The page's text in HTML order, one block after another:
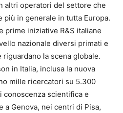
altri operatori del settore che
più in generale in tutta Europa.
prime iniziative R&S italiane
nazionale diversi primati e
la scena globale.
in Italia, inclusa la nuova
mille ricercatori su 5.300
conoscenza scientifica e
Genova, nei centri di Pisa,